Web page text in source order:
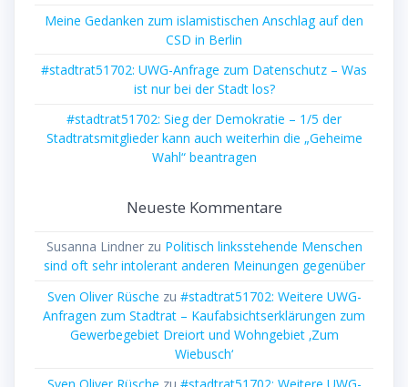
Meine Gedanken zum islamistischen Anschlag auf den
CSD in Berlin
#stadtrat51702: UWG-Anfrage zum Datenschutz – Was
ist nur bei der Stadt los?
#stadtrat51702: Sieg der Demokratie – 1/5 der
Stadtratsmitglieder kann auch weiterhin die „Geheime
Wahl“ beantragen
Neueste Kommentare
Susanna Lindnerzu Politisch linksstehende Menschen
sind oft sehr intolerant anderen Meinungen gegenüber
Sven Oliver Rüsche zu #stadtrat51702: Weitere UWG-
Anfragen zum Stadtrat – Kaufabsichtserklärungen zum
Gewerbegebiet Dreiort und Wohngebiet ‚Zum
Wiebusch‘